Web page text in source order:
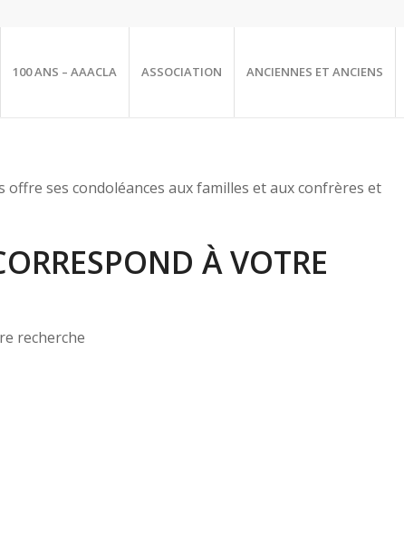
100 ANS – AAACLA ASSOCIATION ANCIENNES ET ANCIENS
offre ses condoléances aux familles et aux confrères et
À VOTRE
recherche